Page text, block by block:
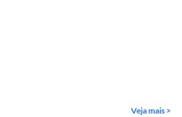
Veja mais >